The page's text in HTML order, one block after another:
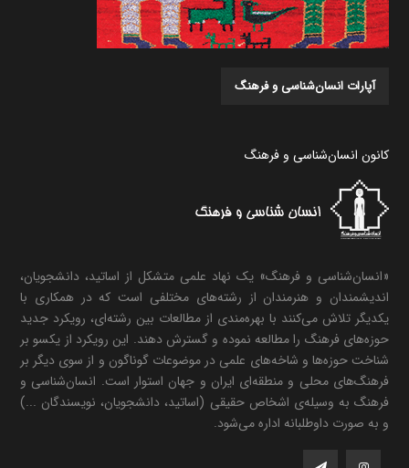
آپارات انسان‌شناسی و فرهنگ
کانون انسان‌شناسی و فرهنگ
«انسان‌شناسی و فرهنگ» یک نهاد علمی متشکل از اساتید، دانشجویان،
اندیشمندان و هنرمندان از رشته‌های مختلفی است که در همکاری با
یکدیگر تلاش می‌کنند با بهره‌مندی از مطالعات بین رشته‌ای، رویکرد جدید
حوزه‌های فرهنگ را مطالعه نموده و گسترش دهند. این رویکرد از یکسو بر
شناخت حوزه‌ها و شاخه‌های علمی در موضوعات گوناگون و از سوی دیگر بر
فرهنگ‌های محلی و منطقه‌ای ایران و جهان استوار است. انسان‌شناسی و
فرهنگ به وسیله‌ی اشخاص حقیقی (اساتید، دانشجویان، نویسندگان ...)
و به صورت داوطلبانه اداره می‌شود.